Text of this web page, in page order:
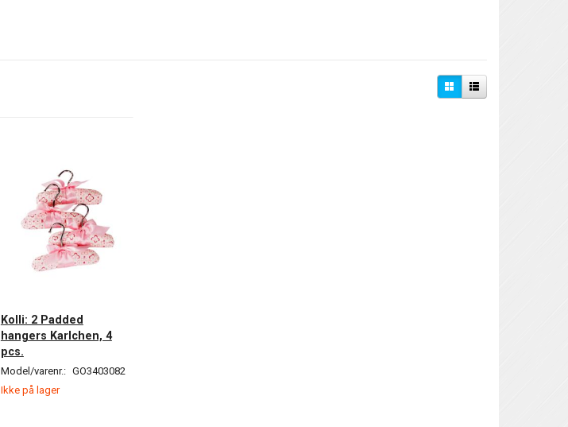
Kolli: 2 Padded
hangers Karlchen, 4
pcs.
Model/varenr.: GO3403082
Ikke på lager